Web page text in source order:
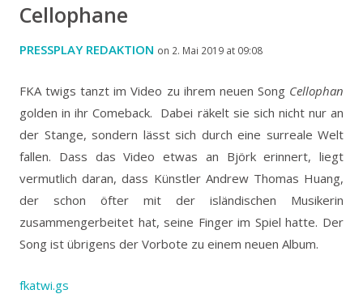
Cellophane
PRESSPLAY REDAKTION on 2. Mai 2019 at 09:08
FKA twigs tanzt im Video zu ihrem neuen Song Cellophan
golden in ihr Comeback. Dabei räkelt sie sich nicht nur an
der Stange, sondern lässt sich durch eine surreale Welt
fallen. Dass das Video etwas an Björk erinnert, liegt
vermutlich daran, dass Künstler Andrew Thomas Huang,
der schon öfter mit der isländischen Musikerin
zusammengerbeitet hat, seine Finger im Spiel hatte. Der
Song ist übrigens der Vorbote zu einem neuen Album.
fkatwi.gs